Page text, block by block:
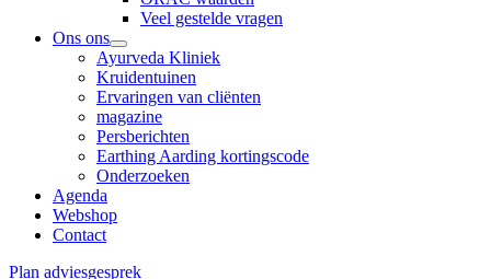
Veel gestelde vragen
Ons ons
Ayurveda Kliniek
Kruidentuinen
Ervaringen van cliënten
magazine
Persberichten
Earthing Aarding kortingscode
Onderzoeken
Agenda
Webshop
Contact
Plan adviesgesprek